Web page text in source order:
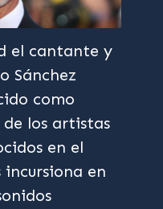
el cantante y
Sánchez
como
los artistas
en el
incursiona en